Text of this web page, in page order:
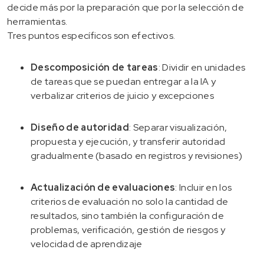
decide más por la preparación que por la selección de
herramientas.
Tres puntos específicos son efectivos.
Descomposición de tareas: Dividir en unidades
de tareas que se puedan entregar a la IA y
verbalizar criterios de juicio y excepciones
Diseño de autoridad: Separar visualización,
propuesta y ejecución, y transferir autoridad
gradualmente (basado en registros y revisiones)
Actualización de evaluaciones: Incluir en los
criterios de evaluación no solo la cantidad de
resultados, sino también la configuración de
problemas, verificación, gestión de riesgos y
velocidad de aprendizaje